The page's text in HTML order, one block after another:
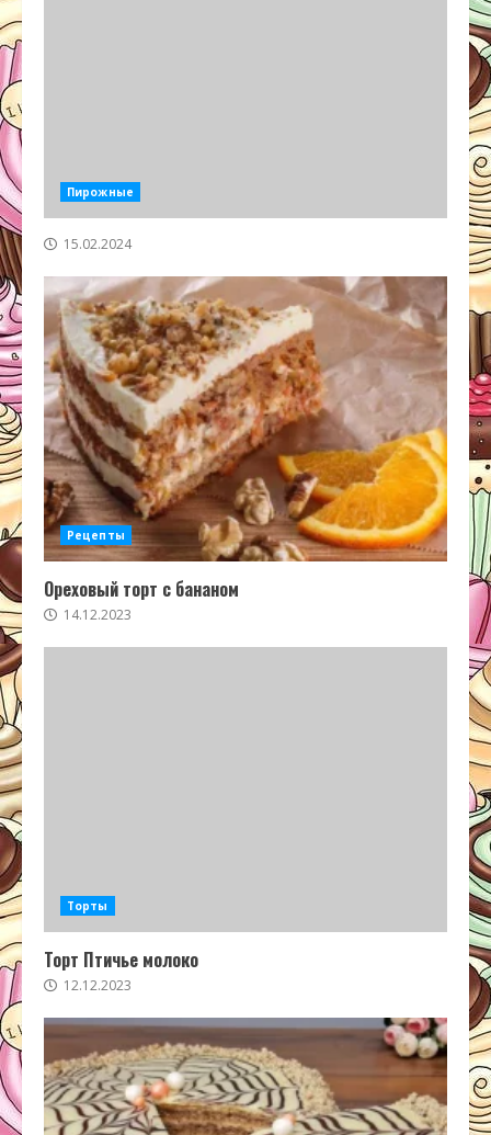
Пирожные
15.02.2024
Рецепты
Ореховый торт с бананом
14.12.2023
Торты
Торт Птичье молоко
12.12.2023